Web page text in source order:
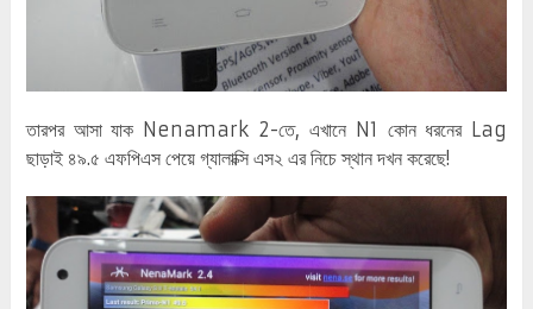
তারপর আসা যাক Nenamark 2-তে, এখানে N1 কোন ধরনের Lag
ছাড়াই ৪৯.৫ এফপিএস পেয়ে গ্যালাক্সি এস২ এর নিচে স্থান দখন করেছে!